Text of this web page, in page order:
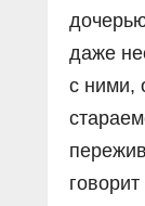
даже
с ними,